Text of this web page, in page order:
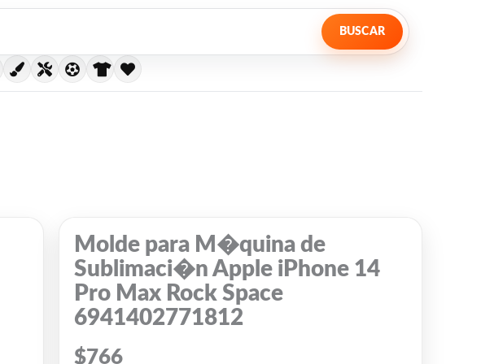
BUSCAR
Molde para M�quina de
Sublimaci�n Apple iPhone 14
Pro Max Rock Space
6941402771812
$766